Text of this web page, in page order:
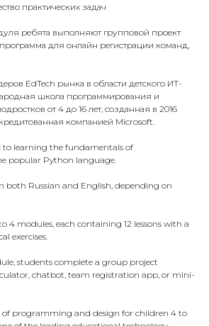
практических задач
ребята выполняют групповой проект
программа для онлайн регистрации команд,
EdTech рынка в области детского ИТ-
школа программирования и
от 4 до 16 лет, созданная в 2016
компанией Microsoft.
to learning the fundamentals of
popular Python language.
both Russian and English, depending on
4 modules, each containing 12 lessons with a
exercises.
students complete a group project
chatbot, team registration app, or mini-
of programming and design for children 4 to